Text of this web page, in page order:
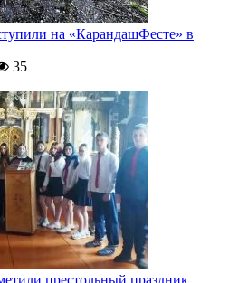
на «КарандашФесте» в
35
престольный праздник